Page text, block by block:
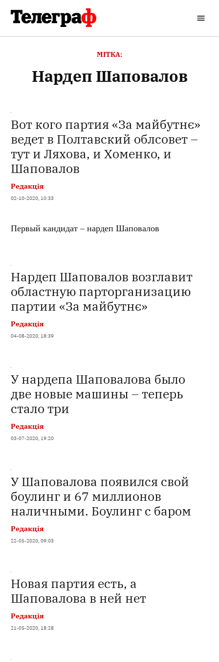
вмісту
Телеграф
МІТКА:
нардеп Шаповалов
Вот кого партия «За майбутнє»
ведет в Полтавский облсовет –
тут и Ляхова, и Хоменко, и
Шаповалов
Редакція
02-10-2020, 10:33
Первый кандидат – нардеп Шаповалов
Нардеп Шаповалов возглавит
областную парторганизацию
партии «За майбутнє»
Редакція
04-08-2020, 18:39
У нардепа Шаповалова было
две новые машины – теперь
стало три
Редакція
03-07-2020, 19:20
У Шаповалова появился свой
боулинг и 67 миллионов
наличными. Боулинг с баром
Редакція
22-05-2020, 09:03
Новая партия есть, а
Шаповалова в ней нет
Редакція
21-05-2020, 18:28